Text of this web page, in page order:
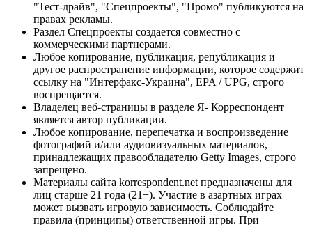
"Тест-драйв", "Спецпроекты", "Промо" публикуются на
правах рекламы.
Раздел Спецпроекты создается совместно с
коммерческими партнерами.
Любое копирование, публикация, републикация и
другое распространение информации, которое содержит
ссылку на "Интерфакс-Украина", EPA / UPG, строго
воспрещается.
Владелец веб-страницы в разделе Я- Корреспондент
является автор публикации.
Любое копирование, перепечатка и воспроизведение
фотографий и/или аудиовизуальных материалов,
принадлежащих правообладателю Getty Images, строго
запрещено.
Материалы сайта korrespondent.net предназначены для
лиц старше 21 года (21+). Участие в азартных играх
может вызвать игровую зависимость. Соблюдайте
правила (принципы) ответственной игры. При